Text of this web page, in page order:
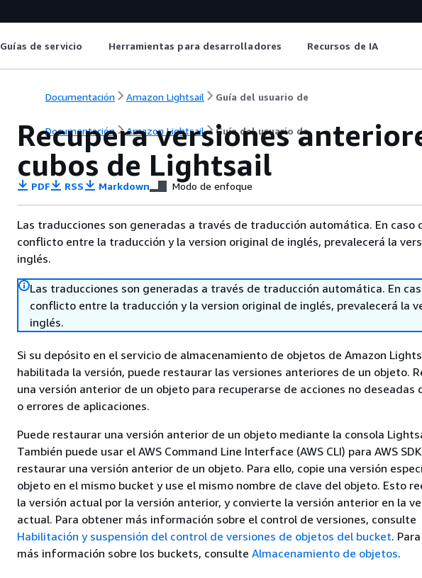
Guías de servicio Herramientas para desarrolladores Recursos de IA
Documentación Amazon Lightsail Guía del usuario de
Documentación Amazon Lightsail Guía del usuario de
Recupera versiones
cubos de Lightsail
PDF RSS Markdown Modo de enfoque
Las traducciones son generadas a través de traducción automática. En caso
conflicto entre la traducción y la version original de inglés, prevalecerá la
inglés.
Las traducciones son generadas a través de traducción automática. En
conflicto entre la traducción y la version original de inglés, prevalecerá la
inglés.
Si su depósito en el servicio de almacenamiento de objetos de Amazon
habilitada la versión, puede restaurar las versiones anteriores de un objeto.
una versión anterior de un objeto para recuperarse de acciones no deseadas
o errores de aplicaciones.
Puede restaurar una versión anterior de un objeto mediante la consola
También puede usar el AWS Command Line Interface (AWS CLI) para AWS
restaurar una versión anterior de un objeto. Para ello, copie una versión
objeto en el mismo bucket y use el mismo nombre de clave del objeto. Esto
la versión actual por la versión anterior, y convierte la versión anterior en la
actual. Para obtener más información sobre el control de versiones, consulte
Habilitación y suspensión del control de versiones de objetos del bucket.
más información sobre los buckets, consulte Almacenamiento de objetos.